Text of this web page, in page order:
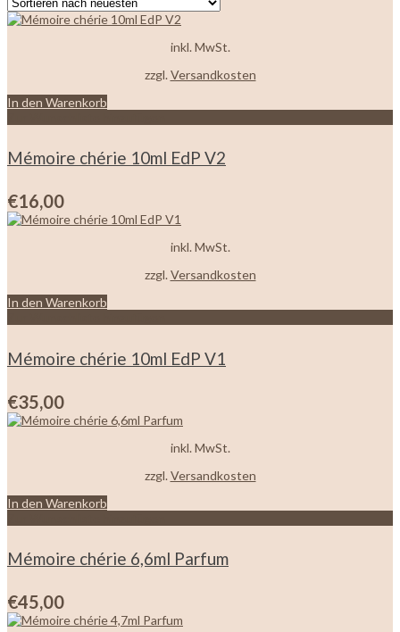
sortiert
inkl. MwSt.
zzgl. Versandkosten
In den Warenkorb
Mémoire chérie 10ml EdP V2
€16,00
inkl. MwSt.
zzgl.Versandkosten
In den Warenkorb
Mémoire chérie 10ml EdP V1
€35,00
inkl. MwSt.
zzgl. Versandkosten
In den Warenkorb
Mémoire chérie 6,6ml Parfum
€45,00